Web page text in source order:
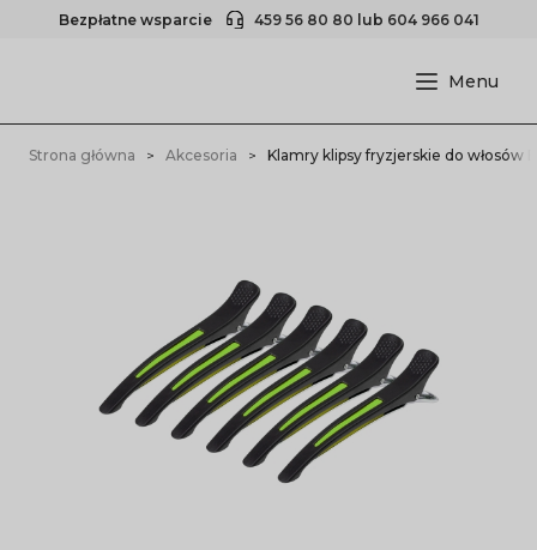
Bezpłatne wsparcie 459 56 80 80 lub 604 966 041
Strona główna Akcesoria Klamry klipsy fryzjerskie do włosów